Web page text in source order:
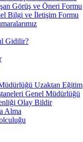
Görüş ve Öneri Formu
Bilgi ve İletişim Formu
Gidilir?
Uzaktan Eğitim
Genel Müdürlüğü
Olay Bildir
Alma